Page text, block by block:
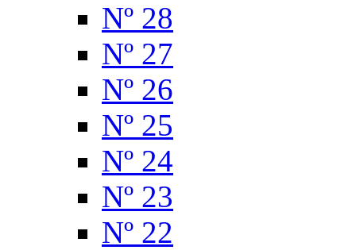
Nº 28
Nº 27
Nº 26
Nº 25
Nº 24
Nº 23
Nº 22